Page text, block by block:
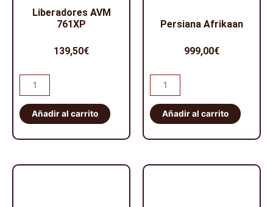
Liberadores AVM
761XP
139,50€
Liberadores
AVM
761XP
cantidad
Añadir al carrito
Persiana Afrikaan
999,00€
Persiana
Afrikaan
cantidad
Añadir al carrito